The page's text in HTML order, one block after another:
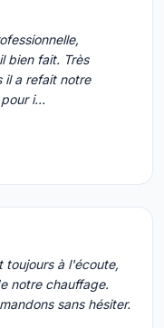
bien fait. Très
il a refait notre
i…
toujours à l'écoute,
notre chauffage.
sans hésiter.